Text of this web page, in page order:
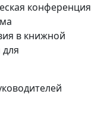
конференция
в книжной